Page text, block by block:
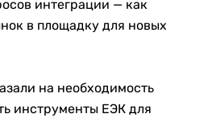
интеграции — как
в площадку для новых
на необходимость
инструменты ЕЭК для